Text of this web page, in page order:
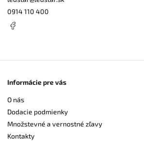
0914 110 400
Informácie pre vás
O nás
Dodacie podmienky
Množstevné a vernostné zľavy
Kontakty